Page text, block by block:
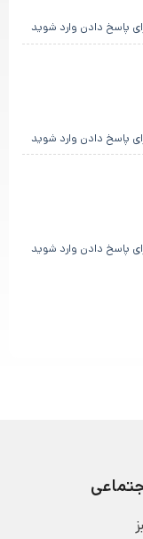
پاسخ دادن وارد شوید
پاسخ دادن وارد شوید
پاسخ دادن وارد شوید